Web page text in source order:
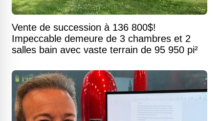
Vente de succession à 136 800$!
Impeccable demeure de 3 chambres et 2
salles bain avec vaste terrain de 95 950 pi²